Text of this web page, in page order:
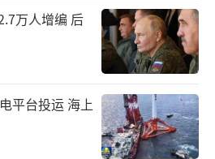
到了欧盟。
底想干什么？
，关税是最美丽的词汇。
万人增编 后
平台投运 海上